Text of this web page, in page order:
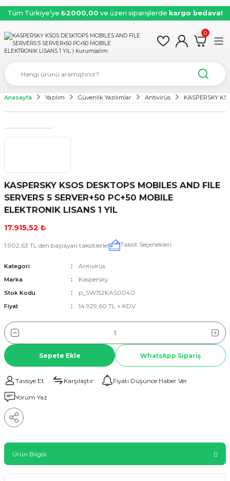
Tüm Türkiye’ye ₺2000,00 ve üzeri siparişlerde kargo bedava!
0
Anasayfa Yazılım Güvenlik Yazılımlar Antivirüs KASPERSKY
KASPERSKY KSOS DESKTOPS MOBILES AND FILE
SERVERS 5 SERVER+50 PC+50 MOBILE
ELEKTRONIK LISANS 1 YIL
17.915,52 ₺
1.902,63 TL den başlayan taksitlerle! Taksit Seçenekleri
Kategori Antivirüs
Marka Kaspersky
Stok Kodu p_SW152KAS0040
Fiyat 14.929,60 TL + KDV
Sepete Ekle WhatsApp Sipariş
Tavsiye Et Karşılaştır Fiyatı Düşünce Haber Ver
Yorum Yaz
Ürün Bilgisi